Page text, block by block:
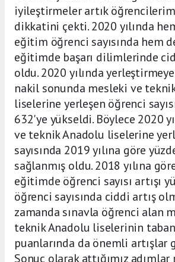
iyileştirmeler artık
dikkatini çekti. 2020 yılında
eğitim öğrenci sayısında hem
eğitimde başarı dilimlerinde
oldu. 2020 yılında
nakil sonunda mesleki ve
liselerine yerleşen öğrenci
632'ye yükseldi. Böylece 2020
ve teknik Anadolu liselerine
sayısında 2019 yılına göre
sağlanmış oldu. 2018 yılına
eğitimde öğrenci sayısı artışı
öğrenci sayısında ciddi artış
zamanda sınavla öğrenci alan
teknik Anadolu liselerinin
puanlarında da önemli artışlar
Sonuç olarak attığımız